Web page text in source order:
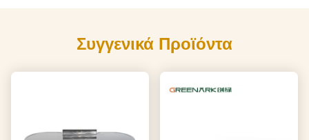
Συγγενικά Προϊόντα